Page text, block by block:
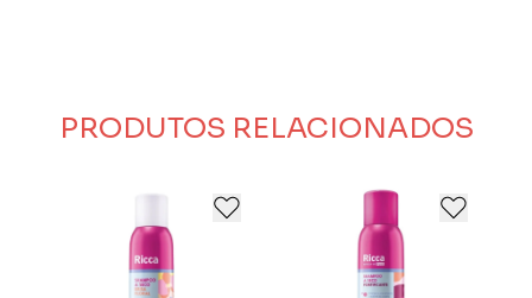
tornar sua experiência de beleza ainda mais
década, e consolidou-se como a maior
empresa brasileira de acessórios de beleza e
higiene pessoal.
PRODUTOS RELACIONADOS